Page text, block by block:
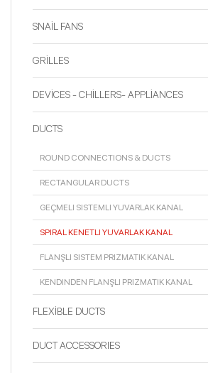
SNAİL FANS
GRİLLES
DEVİCES - CHİLLERS- APPLİANCES
DUCTS
ROUND CONNECTIONS & DUCTS
RECTANGULAR DUCTS
GEÇMELI SISTEMLI YUVARLAK KANAL
SPIRAL KENETLI YUVARLAK KANAL
FLANŞLI SISTEM PRIZMATIK KANAL
KENDINDEN FLANŞLI PRIZMATIK KANAL
FLEXİBLE DUCTS
DUCT ACCESSORIES